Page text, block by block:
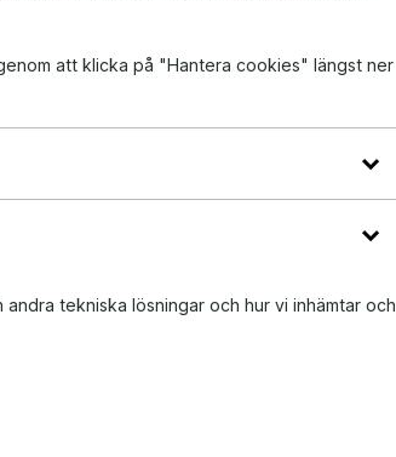
att klicka på "Hantera cookies" längst ner
tekniska lösningar och hur vi inhämtar och